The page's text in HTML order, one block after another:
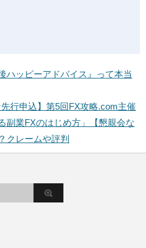
ハッピーアドバイス』って本当
先行申込】第5回FX攻略.com主催
副業FXのはじめ方」【懇親会な
クレームや評判